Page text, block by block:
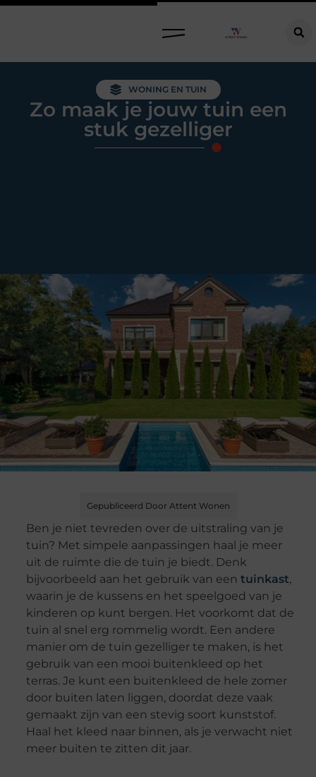
WONING EN TUIN
Zo maak je jouw tuin een
stuk gezelliger
Gepubliceerd Door Attent Wonen
Ben je niet tevreden over de uitstraling van je
tuin? Met simpele aanpassingen haal je meer
uit de ruimte die de tuin je biedt. Denk
bijvoorbeeld aan het gebruik van een tuinkast,
waarin je de kussens en het speelgoed van je
kinderen op kunt bergen. Het voorkomt dat de
tuin al snel erg rommelig wordt. Een andere
manier om de tuin gezelliger te maken, is het
gebruik van een mooi buitenkleed op het
terras. Je kunt een buitenkleed de hele zomer
door buiten laten liggen, doordat deze vaak
gemaakt zijn van een stevig soort kunststof.
Haal het kleed naar binnen, als je verwacht niet
meer buiten te zitten dit jaar.